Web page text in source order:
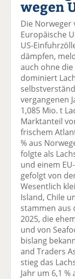
wegen
Die Norweger
Europäische
US-
dämpfen,
auch ohne
dominiert
vergangenen
1,085 Mio. t
Marktanteil
frischem
% aus
folgte als
und einem
gefolgt von
Wesentlich
Island, Chile
stammen aus
2025, die
und von
bislang
and Traders
stieg das
Jahr um 6,1 %